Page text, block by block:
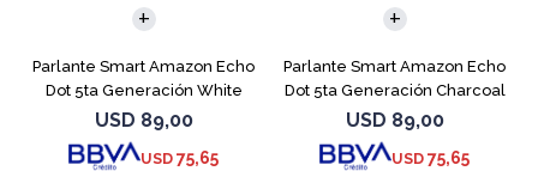
Parlante Smart Amazon Echo
Dot 5ta Generación White
USD 89,00
USD 75,65
Parlante Smart Amazon Echo
Dot 5ta Generación Charcoal
USD 89,00
USD 75,65